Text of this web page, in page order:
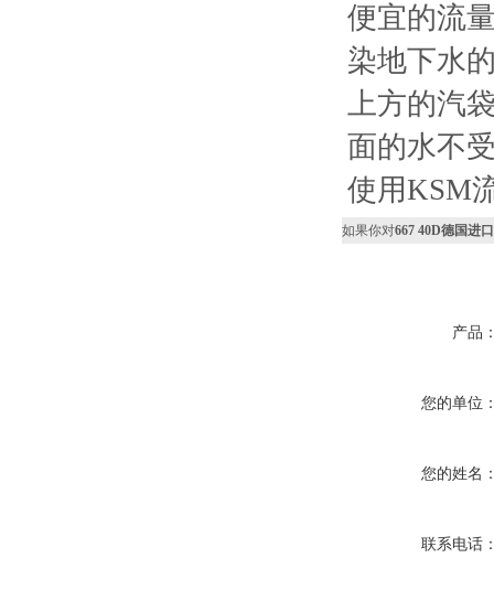
便宜的流
染地下水
上方的汽
面的水不
使用KSM
如果你对667 40D德国进
产品
您的单位
您的姓名
联系电话